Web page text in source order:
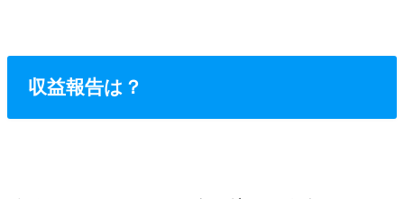
収益報告は？